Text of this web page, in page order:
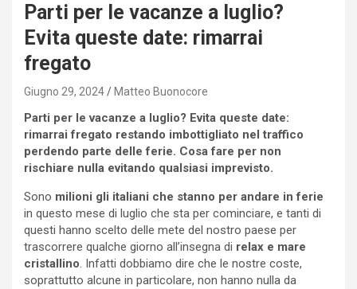
Parti per le vacanze a luglio?
Evita queste date: rimarrai
fregato
Giugno 29, 2024 Matteo Buonocore
Parti per le vacanze a luglio? Evita queste date:
rimarrai fregato restando imbottigliato nel traffico
perdendo parte delle ferie. Cosa fare per non
rischiare nulla evitando qualsiasi imprevisto.
Sono milioni gli italiani che stanno per andare in ferie
in questo mese di luglio che sta per cominciare, e tanti di
questi hanno scelto delle mete del nostro paese per
trascorrere qualche giorno all’insegna di relax e mare
cristallino. Infatti dobbiamo dire che le nostre coste,
soprattutto alcune in particolare, non hanno nulla da